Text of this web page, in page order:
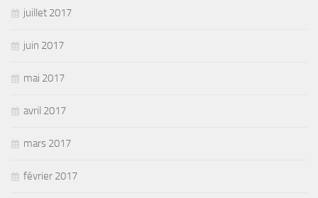
juillet 2017
juin 2017
mai 2017
avril 2017
mars 2017
février 2017